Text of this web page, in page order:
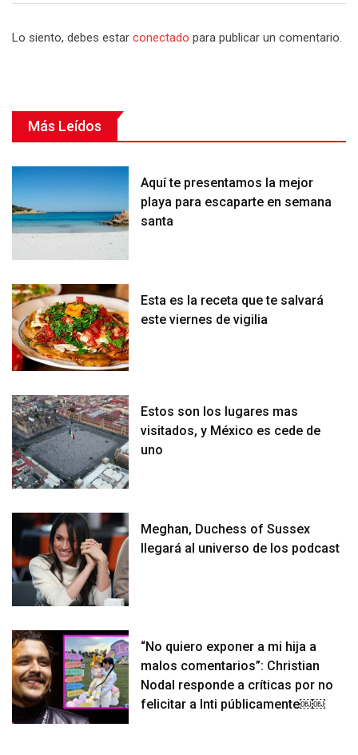
Lo siento, debes estar conectado para publicar un comentario.
Más Leídos
Aquí te presentamos la mejor
playa para escaparte en semana
santa
Esta es la receta que te salvará
este viernes de vigilia
Estos son los lugares mas
visitados, y México es cede de
uno
Meghan, Duchess of Sussex
llegará al universo de los podcast
“No quiero exponer a mi hija a
malos comentarios”: Christian
Nodal responde a críticas por no
felicitar a Inti públicamente￼￼